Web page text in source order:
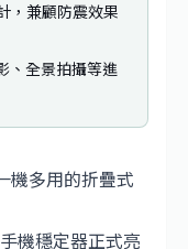
，兼顧防震效果
、全景拍攝等進
機多用的折疊式
手機穩定器正式亮